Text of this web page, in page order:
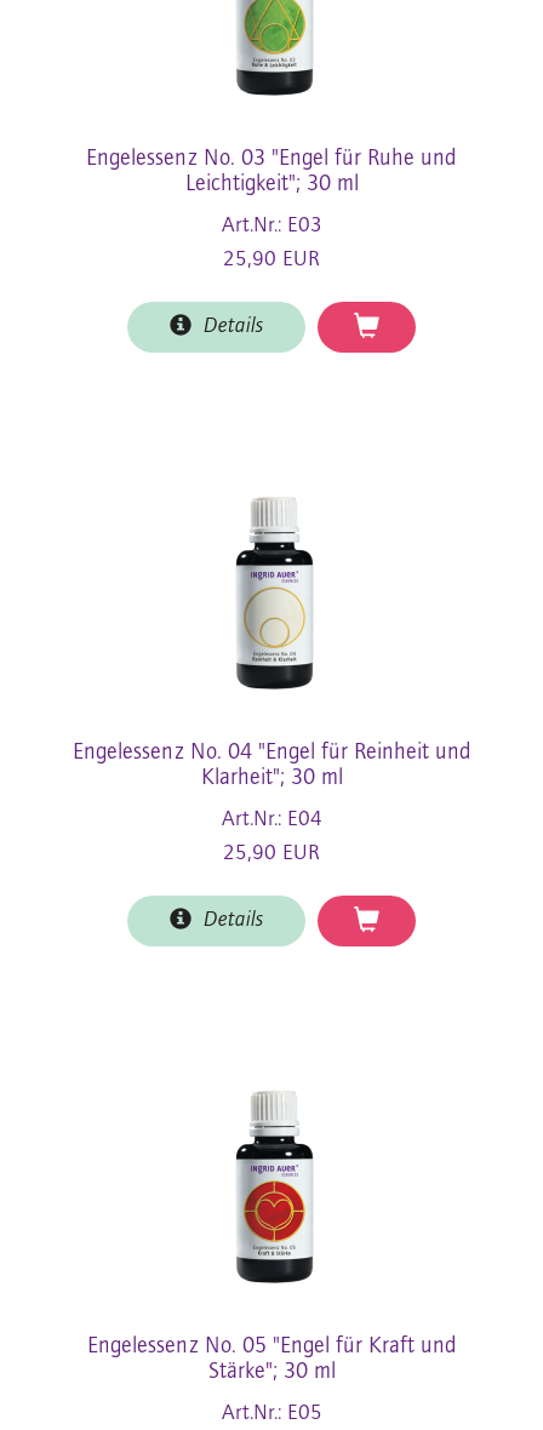
Engelessenz No. 03 "Engel für Ruhe und
Leichtigkeit"; 30 ml
Art.Nr.: E03
25,90 EUR
Details
Engelessenz No. 04 "Engel für Reinheit und
Klarheit"; 30 ml
Art.Nr.: E04
25,90 EUR
Details
Engelessenz No. 05 "Engel für Kraft und
Stärke"; 30 ml
Art.Nr.: E05